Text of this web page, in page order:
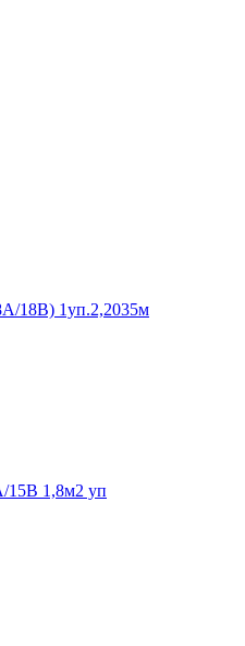
18В) 1уп.2,2035м
15В 1,8м2 уп